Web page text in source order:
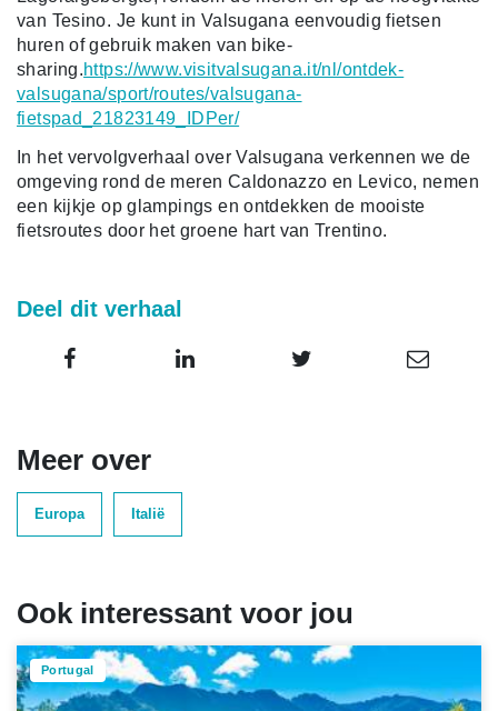
van Tesino. Je kunt in Valsugana eenvoudig fietsen
huren of gebruik maken van bike-
sharing.https://www.visitvalsugana.it/nl/ontdek-
valsugana/sport/routes/valsugana-
fietspad_21823149_IDPer/
In het vervolgverhaal over Valsugana verkennen we de
omgeving rond de meren Caldonazzo en Levico, nemen
een kijkje op glampings en ontdekken de mooiste
fietsroutes door het groene hart van Trentino.
Deel dit verhaal
Meer over
Europa Italië
Ook interessant voor jou
Portugal